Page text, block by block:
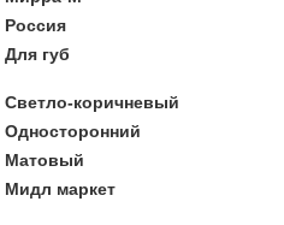
Россия
Для губ
Светло-коричневый
Односторонний
Матовый
Мидл маркет